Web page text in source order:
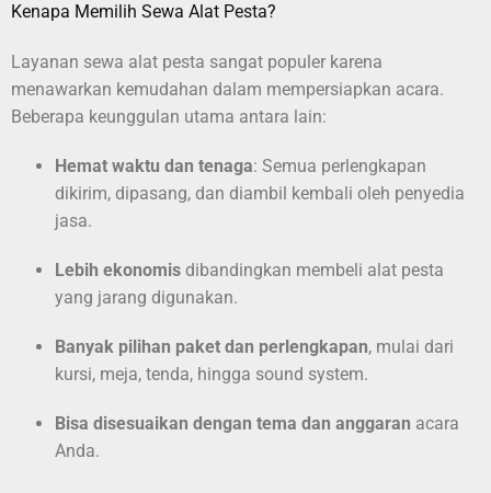
Kenapa Memilih Sewa Alat Pesta?
Layanan sewa alat pesta sangat populer karena
menawarkan kemudahan dalam mempersiapkan acara.
Beberapa keunggulan utama antara lain:
Hemat waktu dan tenaga: Semua perlengkapan
dikirim, dipasang, dan diambil kembali oleh penyedia
jasa.
Lebih ekonomis dibandingkan membeli alat pesta
yang jarang digunakan.
Banyak pilihan paket dan perlengkapan, mulai dari
kursi, meja, tenda, hingga sound system.
Bisa disesuaikan dengan tema dan anggaran acara
Anda.